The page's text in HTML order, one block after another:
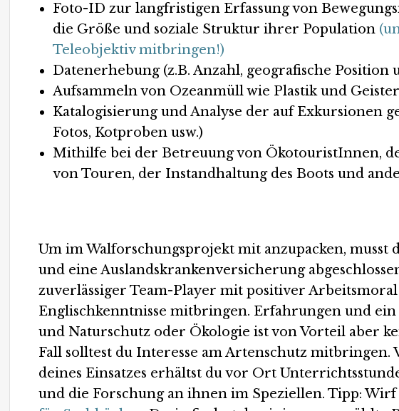
Foto-ID zur langfristigen Erfassung von
die Größe und soziale Struktur ihrer Population
Teleobjektiv mitbringen!)
Datenerhebung (z.B. Anzahl, geografische Position
Aufsammeln von Ozeanmüll wie Plastik und
Katalogisierung und Analyse der auf Exkursionen
Fotos, Kotproben usw.)
Mithilfe bei der Betreuung von ÖkotouristInnen,
von Touren, der Instandhaltung des Boots und
Um im Walforschungsprojekt mit anzupacken, musst
und eine Auslandskrankenversicherung
zuverlässiger Team-Player mit positiver
Englischkenntnisse mitbringen. Erfahrungen und
und Naturschutz oder Ökologie ist von Vorteil aber
Fall solltest du Interesse am Artenschutz
deines Einsatzes erhältst du vor Ort
und die Forschung an ihnen im Speziellen. Tipp: